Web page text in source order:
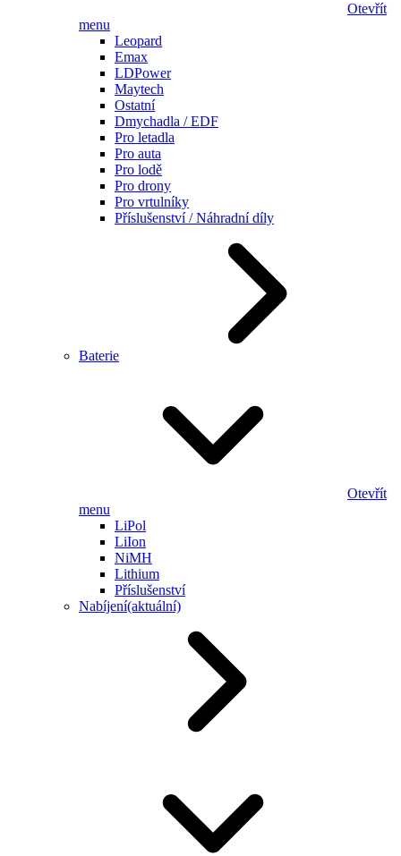
Otevřít
menu
Leopard
Emax
LDPower
Maytech
Ostatní
Dmychadla / EDF
Pro letadla
Pro auta
Pro lodě
Pro drony
Pro vrtulníky
Příslušenství / Náhradní díly
Baterie
Otevřít
menu
LiPol
LiIon
NiMH
Lithium
Příslušenství
Nabíjení(aktuální)